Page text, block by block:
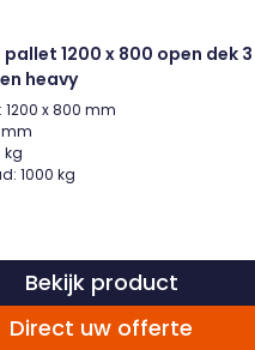
1200 x 800 open dek 3
heavy
x 800 mm
mm
kg
1000 kg
Bekijk product
Direct uw offerte